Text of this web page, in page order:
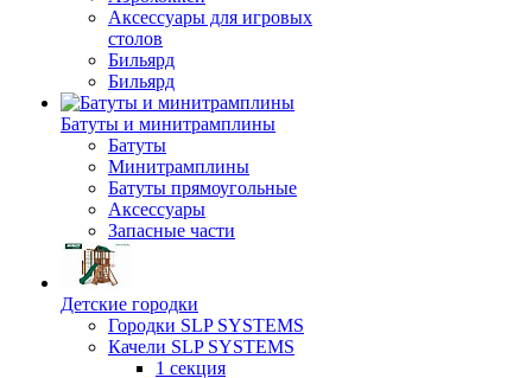
Аксессуары для игровых
столов
Бильяpд
Бильяpд
Батуты и минитрамплины
Батуты
Минитрамплины
Батуты прямоугольные
Аксессуары
Запасные части
Детские городки
Городки SLP SYSTEMS
Качели SLP SYSTEMS
1 секция